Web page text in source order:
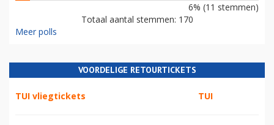
6% (11 stemmen)
Totaal aantal stemmen: 170
Meer polls
VOORDELIGE RETOURTICKETS
TUI vliegtickets TUI